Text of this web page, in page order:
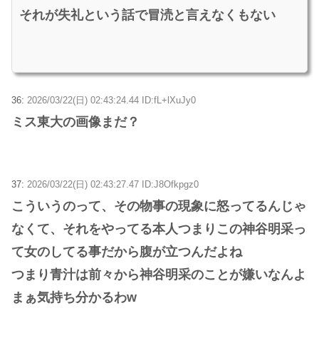
それが失礼という話で冒涜と言えなくもない
36: 2026/03/22(日) 02:43:24.44 ID:fL+lXuJy0
ミス東大の画像まだ？
37: 2026/03/22(日) 02:43:27.47 ID:J8Ofkpgz0
こういうのって、その物事の現象に怒ってるんじゃ
なくて、それをやってる本人つまりこの神谷明采っ
て女のしてる事だから腹が立つんだよね
つまり青汁は前々から神谷明采のことが嫌いなんよ
まぁ気持ち分かるわw